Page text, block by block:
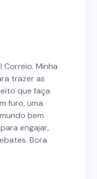
Correio. Minha
trazer as
que faça
furo, uma
bem
engajar,
Bora